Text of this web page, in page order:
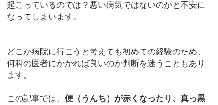
起こっているのでは？悪い病気ではないのかと不安に
なってしまいます。
どこか病院に行こうと考えても初めての経験のため、
何科の医者にかかれば良いのか判断を迷うこともあり
ます。
この記事では、便（うんち）が赤くなったり、真っ黒